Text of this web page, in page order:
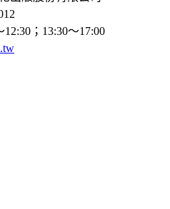
；13:30～17:00